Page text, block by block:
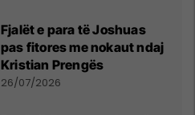
Fjalët e para të Joshuas
pas fitores me nokaut ndaj
Kristian Prengës
26/07/2026